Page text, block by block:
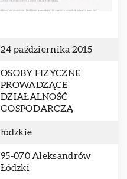
24 października 2015
OSOBY FIZYCZNE
PROWADZĄCE
DZIAŁALNOŚĆ
GOSPODARCZĄ
łódzkie
95-070 Aleksandrów
Łódzki